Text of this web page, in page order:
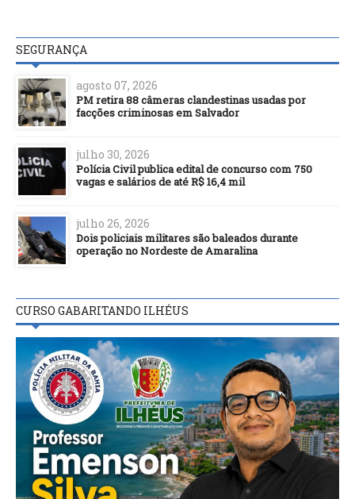
SEGURANÇA
agosto 07, 2026
PM retira 88 câmeras clandestinas usadas por
facções criminosas em Salvador
julho 30, 2026
Polícia Civil publica edital de concurso com 750
vagas e salários de até R$ 16,4 mil
julho 26, 2026
Dois policiais militares são baleados durante
operação no Nordeste de Amaralina
CURSO GABARITANDO ILHÉUS